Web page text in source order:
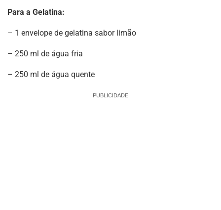
Para a Gelatina:
– 1 envelope de gelatina sabor limão
– 250 ml de água fria
– 250 ml de água quente
PUBLICIDADE